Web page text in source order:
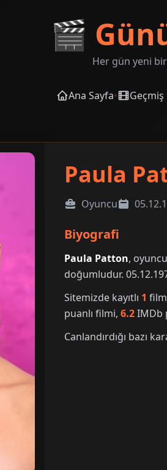
🎬
Her gün yeni
Ana Sayfa•
Paula
Oyuncu
Biyografi
Paula Patton,
doğumludur.
Sitemizde kayıtlı 1
puanlı filmi,6.2IMDb
Canlandırdığı bazı